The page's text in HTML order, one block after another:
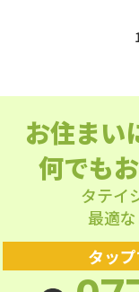
問い合わせフォーム
くださいますようお
みにしております！
ひ、ご家族揃って遊び
てください！ ご予約不要！お気
軽にお越しください♪ ゆっくり
と相談したい・・・
らお得な特典もう一
日のご来場は予約不
で、お買い物ついで
ョン（グレードアップ
やすくするチャンスで
品券を上乗せ！ オプ
5組様には、金額に合
品券を差し上げます！ 50万
円〜100万円未満の
20,000円分 100万円以上のご成
約 ⇒ 50,000円分 「オプショ
ン」＋「商品券」の
えるのは、このイベン
は、 北近畿を中心に
ります。 福知山市 /
ご来場・ご相談くだ
す。 特に1〜3月は「
向けて家を整えたい
イレのみの入替、洗
みの入替など、１日で
事はメーカーに在庫
か月前でも可能なこ
す！ せっかくご相談
だき、発注依頼をい
しまうのは大変心苦
事前にご相談いただ
気がつらい」「トイレ
る」など、冬の暮ら
ば、断熱窓への交換
たたかさを大きく変え
リフォーム。 冷たい
り、暖房効率もアッ
で、省エネにもつなが
また、浴室暖房や断
リフォームは、冬特
ショック対策として
お風呂時間が快適で安
お住まい
何でも
タテイ
最適
タッ